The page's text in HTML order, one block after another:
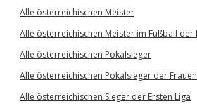
Alle österreichischen Meister
Alle österreichischen Meister im Fußball der
Alle österreichischen Pokalsieger
Alle österreichischen Pokalsieger der Frauen
Alle österreichischen Sieger der Ersten Liga